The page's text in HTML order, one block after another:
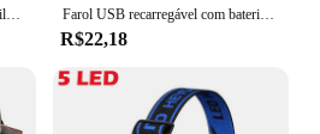
Farol USB recarregável com bateria embutida 18650, lâmpada principal de luz forte, 11 faróis de LED, lanterna para pesca e exterior
R$22,18